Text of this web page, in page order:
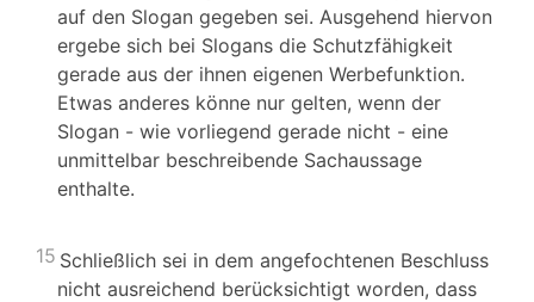
auf den Slogan gegeben sei. Ausgehend hiervon
ergebe sich bei Slogans die Schutzfähigkeit
gerade aus der ihnen eigenen Werbefunktion.
Etwas anderes könne nur gelten, wenn der
Slogan - wie vorliegend gerade nicht - eine
unmittelbar beschreibende Sachaussage
enthalte.
15 Schließlich sei in dem angefochtenen Beschluss
nicht ausreichend berücksichtigt worden, dass